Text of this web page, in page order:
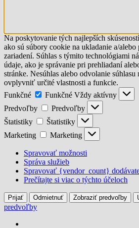
Na poskytovanie tých najlepších
ako sú súbory cookie na ukladanie a/
zariadení. Súhlas s týmito technológiami
údaje, ako je správanie pri prehliadaní
stránke. Nesúhlas alebo odvolanie súhlasu
ovplyvniť určité vlastnosti a funkcie.
Funkčné
Funkčné Vždy aktívny
Predvoľby
Predvoľby
Štatistiky
Štatistiky
Marketing
Marketing
Spravovať možnosti
Správa služieb
Spravovať {vendor_count}
Prečítajte si viac o týchto účeloch
Prijať Odmietnuť Zobraziť predvoľby
predvoľby